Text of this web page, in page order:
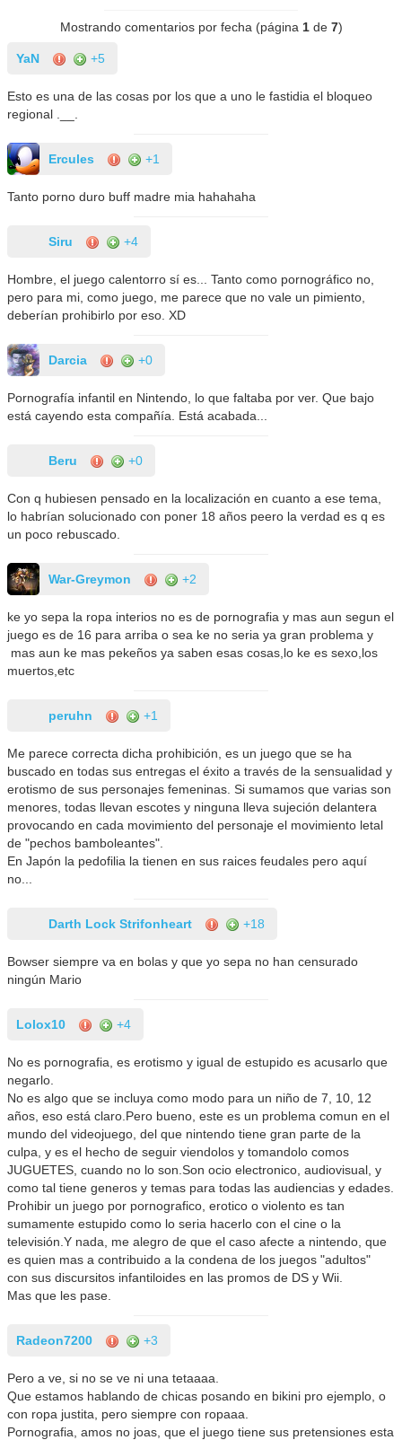
Mostrando comentarios por fecha (página 1de 7)
YaN +5
Esto es una de las cosas por los que a uno le fastidia el bloqueo
regional .__.
Ercules +1
Tanto porno duro buff madre mia hahahaha
Siru +4
Hombre, el juego calentorro sí es... Tanto como pornográfico no,
pero para mi, como juego, me parece que no vale un pimiento,
deberían prohibirlo por eso. XD
Darcia +0
Pornografía infantil en Nintendo, lo que faltaba por ver. Que bajo
está cayendo esta compañía. Está acabada...
Beru +0
Con q hubiesen pensado en la localización en cuanto a ese tema,
lo habrían solucionado con poner 18 años peero la verdad es q es
un poco rebuscado.
War-Greymon +2
ke yo sepa la ropa interios no es de pornografia y mas aun segun el
juego es de 16 para arriba o sea ke no seria ya gran problema y
mas aun ke mas pekeños ya saben esas cosas,lo ke es sexo,los
muertos,etc
peruhn +1
Me parece correcta dicha prohibición, es un juego que se ha
buscado en todas sus entregas el éxito a través de la sensualidad y
erotismo de sus personajes femeninas. Si sumamos que varias son
menores, todas llevan escotes y ninguna lleva sujeción delantera
provocando en cada movimiento del personaje el movimiento letal
de "pechos bamboleantes".
En Japón la pedofilia la tienen en sus raices feudales pero aquí
no...
Darth Lock Strifonheart +18
Bowser siempre va en bolas y que yo sepa no han censurado
ningún Mario
Lolox10 +4
No es pornografia, es erotismo y igual de estupido es acusarlo que
negarlo.
No es algo que se incluya como modo para un niño de 7, 10, 12
años, eso está claro.Pero bueno, este es un problema comun en el
mundo del videojuego, del que nintendo tiene gran parte de la
culpa, y es el hecho de seguir viendolos y tomandolo comos
JUGUETES, cuando no lo son.Son ocio electronico, audiovisual, y
como tal tiene generos y temas para todas las audiencias y edades.
Prohibir un juego por pornografico, erotico o violento es tan
sumamente estupido como lo seria hacerlo con el cine o la
televisión.Y nada, me alegro de que el caso afecte a nintendo, que
es quien mas a contribuido a la condena de los juegos "adultos"
con sus discursitos infantiloides en las promos de DS y Wii.
Mas que les pase.
Radeon7200 +3
Pero a ve, si no se ve ni una tetaaaa.
Que estamos hablando de chicas posando en bikini pro ejemplo, o
con ropa justita, pero siempre con ropaaa.
Pornografia, amos no joas, que el juego tiene sus pretensiones esta